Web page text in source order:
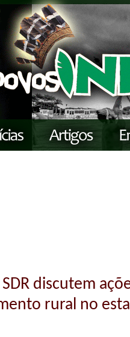
SDR discutem
rural no